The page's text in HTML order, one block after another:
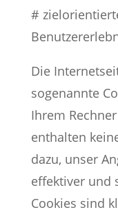
#
Die
sogenannte
Ihrem
enthalten
dazu, unser
effektiver und
Cookies sind